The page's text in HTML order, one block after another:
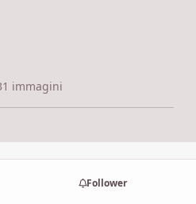
immagini
Follower